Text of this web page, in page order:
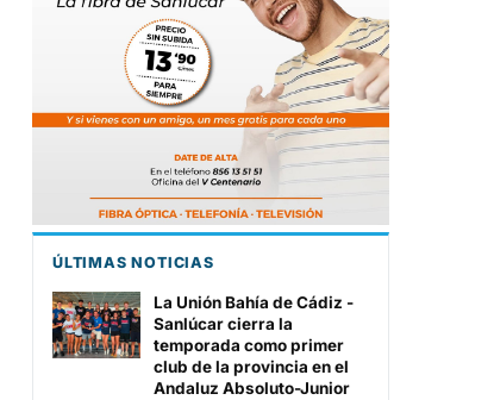
ÚLTIMAS NOTICIAS
La Unión Bahía de Cádiz -
Sanlúcar cierra la
temporada como primer
club de la provincia en el
Andaluz Absoluto-Junior